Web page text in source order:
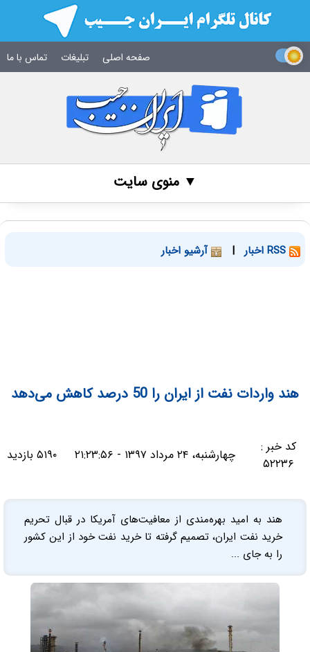
صفحه اصلی تبلیغات تماس با ما
▼ منوی سایت
| آرشیو اخبار
هند واردات نفت از ایران را 50 درصد کاهش می‌دهد
کد خبر :
۵۲۲۳۶
چهارشنبه، ۲۴ مرداد ۱۳۹۷ - ۲۱:۲۳:۵۶ ۵۱۹۰ بازدید
هند به امید بهره‌مندی از معافیت‌های آمریکا در قبال تحریم
خرید نفت ایران، تصمیم گرفته تا خرید نفت خود از این کشور
را به جای ...